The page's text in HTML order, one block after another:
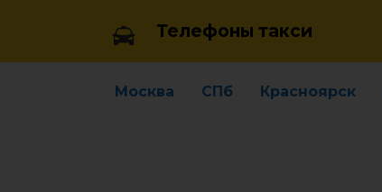
Телефоны такси
Москва СПб Красноярск